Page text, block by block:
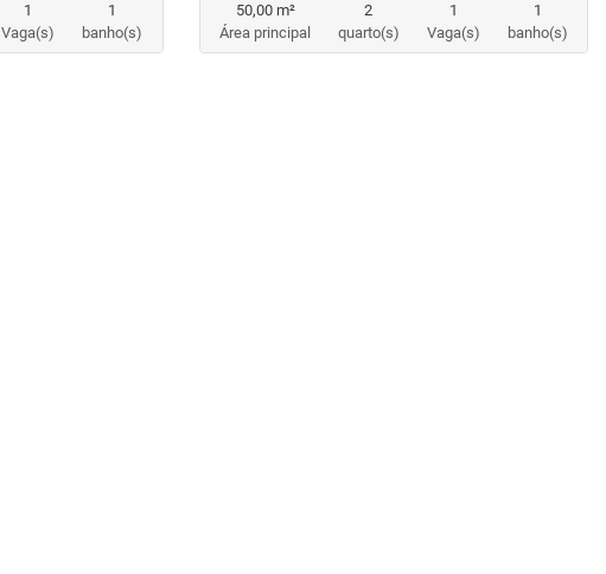
1
Vaga(s)
1
banho(s)
50,00 m²
Área principal
2
quarto(s)
1
Vaga(s)
1
banho(s)